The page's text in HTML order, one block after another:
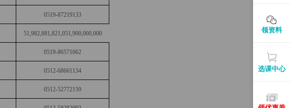
0519-87219133
51,982,881,821,051,900,000,000
0519-86571062
0512-68661134
0512-52772159
领资料
选课中心